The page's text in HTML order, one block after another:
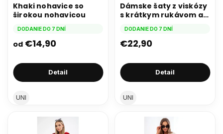
Khaki nohavice so
širokou nohavicou
DODANIE DO 7 DNÍ
od €14,90
Detail
UNI
Dámske šaty z viskózy
s krátkym rukávom a
rozšírenou sukňou
čierne
DODANIE DO 7 DNÍ
€22,90
Detail
UNI